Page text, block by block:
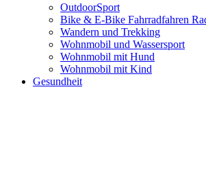
OutdoorSport
Bike & E-Bike Fahrradfahren
Wandern und Trekking
Wohnmobil und Wassersport
Wohnmobil mit Hund
Wohnmobil mit Kind
Gesundheit